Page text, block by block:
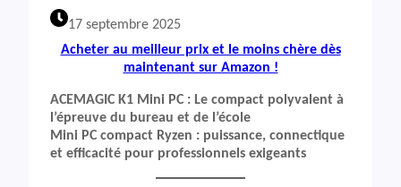
17 septembre 2025
Acheter au meilleur prix et le moins chère dès
maintenant sur Amazon !
ACEMAGIC K1 Mini PC : Le compact polyvalent à
l’épreuve du bureau et de l’école
Mini PC compact Ryzen : puissance, connectique
et efficacité pour professionnels exigeants